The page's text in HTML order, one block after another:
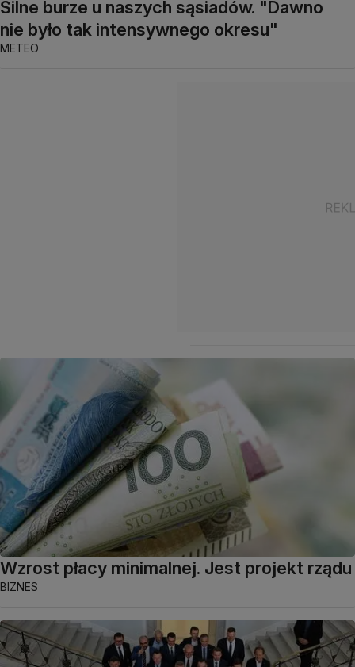
Silne burze u naszych sąsiadów. "Dawno
nie było tak intensywnego okresu"
METEO
Wzrost płacy minimalnej. Jest projekt rządu
BIZNES